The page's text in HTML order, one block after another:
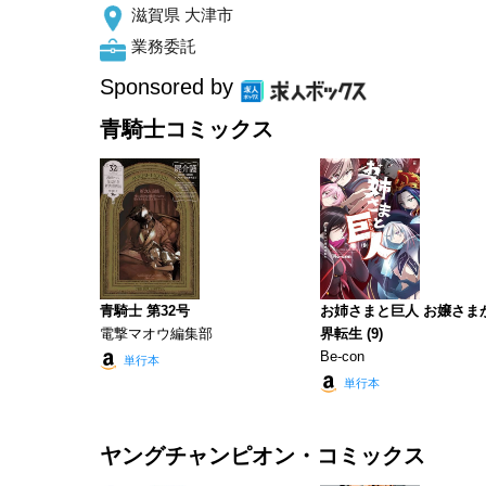
滋賀県 大津市
業務委託
Sponsored by
青騎士コミックス
青騎士 第32号
電撃マオウ編集部
単行本
お姉さまと巨人 お嬢さま
界転生 (9)
Be-con
単行本
ヤングチャンピオン・コミックス